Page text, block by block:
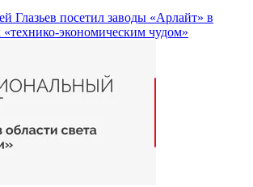
Глазьев посетил заводы «Арлайт» в
«технико-экономическим чудом»